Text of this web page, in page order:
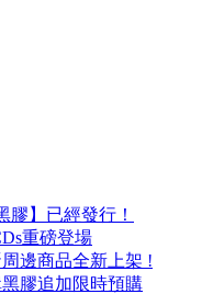
膠】已經發行！
重磅登場
邊商品全新上架 !
膠追加限時預購